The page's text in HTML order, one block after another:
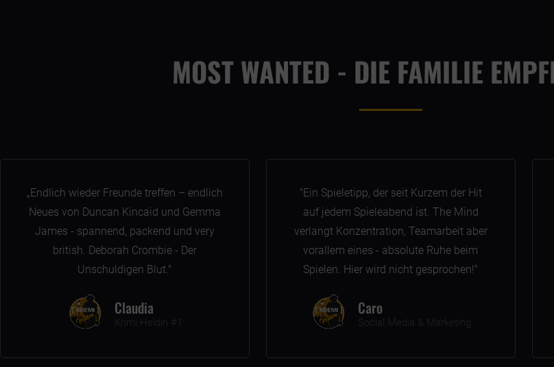
MOST WANTED - DIE FAMILIE
„Endlich wieder Freunde treffen – endlich
Neues von Duncan Kincaid und Gemma
James - spannend, packend und very
british. Deborah Crombie - Der
Unschuldigen Blut."
Claudia
Krimi Heldin #1
"Ein Spieletipp, der seit Kurzem der Hit
auf jedem Spieleabend ist. The Mind
verlangt Konzentration, Teamarbeit aber
vorallem eines - absolute Ruhe beim
Spielen. Hier wird nicht gesprochen!"
Caro
Social Media & Marketing